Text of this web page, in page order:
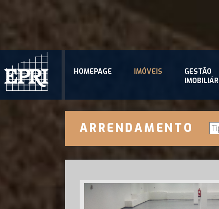
HOMEPAGE IMÓVEIS
GESTÃO
ARRENDAMENTO